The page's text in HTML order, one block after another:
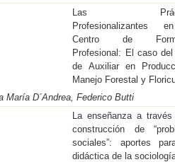
Las
Profesionalizantes
Centro de
Profesional: El caso
de Auxiliar en
Manejo Forestal y
María D´Andrea, Federico Butti
La enseñanza a
construcción de
sociales”: aportes
didáctica de la